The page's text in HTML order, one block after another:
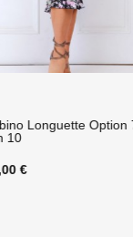
Tubino Vita Alta
New Option 290
€130,00 €